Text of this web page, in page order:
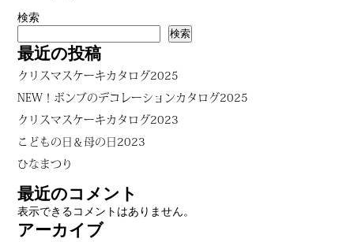
検索
検索
最近の投稿
クリスマスケーキカタログ2025
NEW！ボンブのデコレーションカタログ2025
クリスマスケーキカタログ2023
こどもの日＆母の日2023
ひなまつり
最近のコメント
表示できるコメントはありません。
アーカイブ